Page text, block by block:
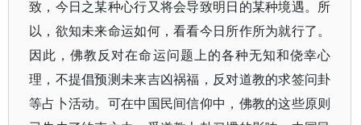
致，今日之某种心行又将会导致明日的某种境遇。所
以，欲知未来命运如何，看看今日所作所为就行了。
因此，佛教反对在命运问题上的各种无知和侥幸心
理，不提倡预测未来吉凶祸福，反对道教的求签问卦
等占卜活动。可在中国民间信仰中，佛教的这些原则